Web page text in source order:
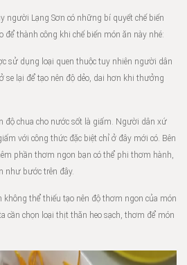
người Lạng Sơn có những bí quyết chế biến
để thành công khi chế biến món ăn này nhé:
sử dụng loại quen thuộc tuy nhiên người dân
se lại để tạo nên độ dẻo, dai hơn khi thưởng
độ chua cho nước sốt là giấm. Người dân xứ
với công thức đặc biệt chỉ ở đây mới có. Bên
phần thơm ngon bạn có thể phi thơm hành,
như bước trên đây.
thể thiếu tạo nên độ thơm ngon của món
cần chọn loại thịt thăn heo sạch, thơm để món